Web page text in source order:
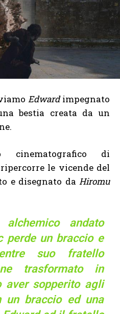
Edwardimpegnato
bestia creata da un
cinematografico di
le vicende del
e disegnato da Hiromu
andato
perde un braccio e
suo fratello
trasformato in
aver sopperito agli
un braccio ed una